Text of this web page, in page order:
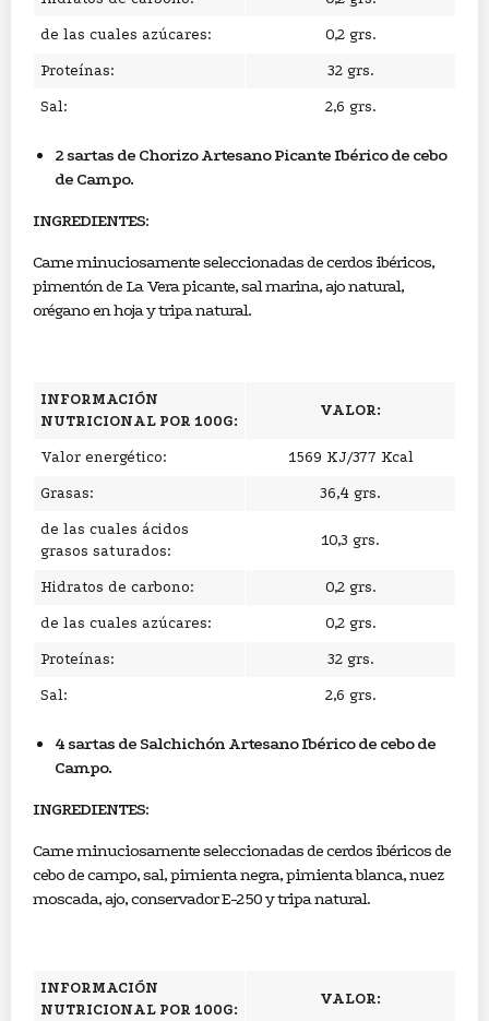
de las cuales azúcares: 0,2 grs.
Proteínas: 32 grs.
Sal: 2,6 grs.
2 sartas de Chorizo Artesano Picante Ibérico de cebo
de Campo.
INGREDIENTES:
Carne minuciosamente seleccionadas de cerdos ibéricos,
pimentón de La Vera picante, sal marina, ajo natural,
orégano en hoja y tripa natural.
INFORMACIÓN
NUTRICIONAL POR 100G:
VALOR:
Valor energético: 1569 KJ/377 Kcal
Grasas: 36,4 grs.
de las cuales ácidos
grasos saturados:
10,3 grs.
Hidratos de carbono: 0,2 grs.
de las cuales azúcares: 0,2 grs.
Proteínas: 32 grs.
Sal: 2,6 grs.
4 sartas de Salchichón Artesano Ibérico de cebo de
Campo.
INGREDIENTES:
Carne minuciosamente seleccionadas de cerdos ibéricos de
cebo de campo, sal, pimienta negra, pimienta blanca, nuez
moscada, ajo, conservador E-250 y tripa natural.
INFORMACIÓN
NUTRICIONAL POR 100G:
VALOR: